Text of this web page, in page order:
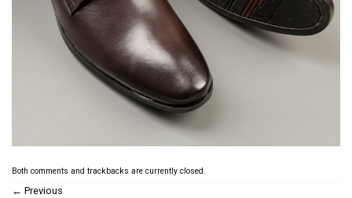
Both comments and trackbacks are currently closed.
← Previous